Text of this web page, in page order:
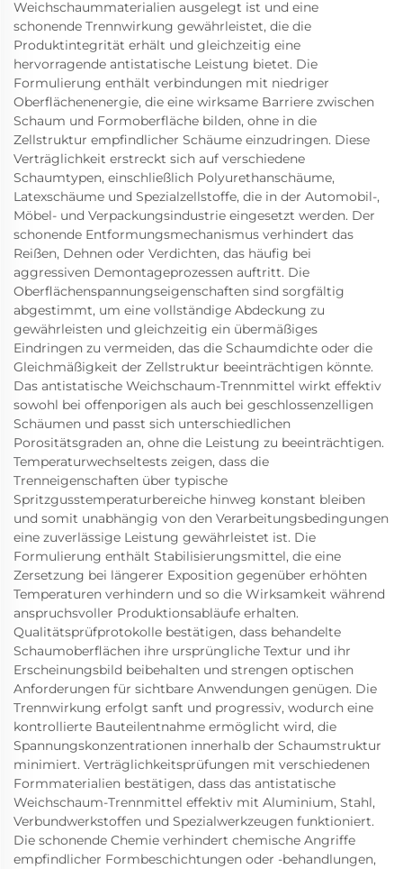
Weichschaummaterialien ausgelegt ist und eine
schonende Trennwirkung gewährleistet, die die
Produktintegrität erhält und gleichzeitig eine
hervorragende antistatische Leistung bietet. Die
Formulierung enthält verbindungen mit niedriger
Oberflächenenergie, die eine wirksame Barriere zwischen
Schaum und Formoberfläche bilden, ohne in die
Zellstruktur empfindlicher Schäume einzudringen. Diese
Verträglichkeit erstreckt sich auf verschiedene
Schaumtypen, einschließlich Polyurethanschäume,
Latexschäume und Spezialzellstoffe, die in der Automobil-,
Möbel- und Verpackungsindustrie eingesetzt werden. Der
schonende Entformungsmechanismus verhindert das
Reißen, Dehnen oder Verdichten, das häufig bei
aggressiven Demontageprozessen auftritt. Die
Oberflächenspannungseigenschaften sind sorgfältig
abgestimmt, um eine vollständige Abdeckung zu
gewährleisten und gleichzeitig ein übermäßiges
Eindringen zu vermeiden, das die Schaumdichte oder die
Gleichmäßigkeit der Zellstruktur beeinträchtigen könnte.
Das antistatische Weichschaum-Trennmittel wirkt effektiv
sowohl bei offenporigen als auch bei geschlossenzelligen
Schäumen und passt sich unterschiedlichen
Porositätsgraden an, ohne die Leistung zu beeinträchtigen.
Temperaturwechseltests zeigen, dass die
Trenneigenschaften über typische
Spritzgusstemperaturbereiche hinweg konstant bleiben
und somit unabhängig von den Verarbeitungsbedingungen
eine zuverlässige Leistung gewährleistet ist. Die
Formulierung enthält Stabilisierungsmittel, die eine
Zersetzung bei längerer Exposition gegenüber erhöhten
Temperaturen verhindern und so die Wirksamkeit während
anspruchsvoller Produktionsabläufe erhalten.
Qualitätsprüfprotokolle bestätigen, dass behandelte
Schaumoberflächen ihre ursprüngliche Textur und ihr
Erscheinungsbild beibehalten und strengen optischen
Anforderungen für sichtbare Anwendungen genügen. Die
Trennwirkung erfolgt sanft und progressiv, wodurch eine
kontrollierte Bauteilentnahme ermöglicht wird, die
Spannungskonzentrationen innerhalb der Schaumstruktur
minimiert. Verträglichkeitsprüfungen mit verschiedenen
Formmaterialien bestätigen, dass das antistatische
Weichschaum-Trennmittel effektiv mit Aluminium, Stahl,
Verbundwerkstoffen und Spezialwerkzeugen funktioniert.
Die schonende Chemie verhindert chemische Angriffe
empfindlicher Formbeschichtungen oder -behandlungen,